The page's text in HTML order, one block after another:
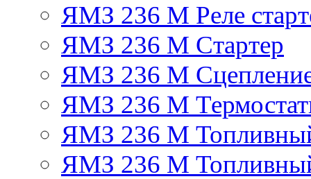
ЯМЗ 236 М Реле
ЯМЗ 236 М Стартер
ЯМЗ 236 М
ЯМЗ 236 М
ЯМЗ 236 М
ЯМЗ 236 М